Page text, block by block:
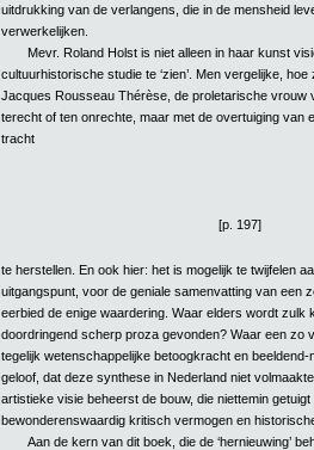
uitdrukking van de verlangens, die in de mensheid
verwerkelijken.
Mevr. Roland Holst is niet alleen in haar kunst
cultuurhistorische studie te ‘zien’. Men vergelijke,
Jacques Rousseau Thérèse, de proletarische vrouw
terecht of ten onrechte, maar met de overtuiging van
tracht
[p. 197]
te herstellen. En ook hier: het is mogelijk te twijfelen
uitgangspunt, voor de geniale samenvatting van een
eerbied de enige waardering. Waar elders wordt zulk
doordringend scherp proza gevonden? Waar een zo
tegelijk wetenschappelijke betoogkracht en
geloof, dat deze synthese in Nederland niet
artistieke visie beheerst de bouw, die niettemin getuigt
bewonderenswaardig kritisch vermogen en
Aan de kern van dit boek, die de ‘hernieuwing’